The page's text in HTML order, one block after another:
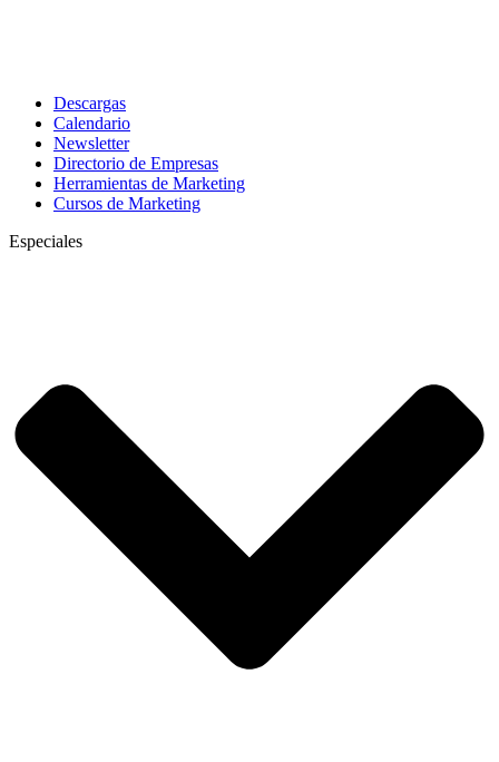
Descargas
Calendario
Newsletter
Directorio de Empresas
Herramientas de Marketing
Cursos de Marketing
Especiales